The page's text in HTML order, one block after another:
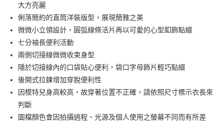
國泰世華商業銀行
臺灣中小企業銀行
台中商業銀行
匯豐（台灣）商業銀行
華泰商業銀行
聯邦商業銀行
遠東國際商業銀行
元大商業銀行
玉山商業銀行
台新國際商業銀行
中國信託商業銀行
台灣樂天信用卡公司
街口支付
AFTEE先享後付
相關說明
【關於「AFTEE先享後付」】
AFTEE先享後付是「在收到商品之後才付款」的支付方式。 讓您購物簡單
便利好安心！
１．簡單：不需註冊會員、不需綁卡、不需儲值。
２．便利：只要手機號碼，簡訊認證，即可結帳。
【「AFTEE先享後付」結帳流程】
付款後全家FamilyMart取貨
每筆NT$90，滿NT$3,600(含以上)免運費
大方亮麗
俐落簡約的直筒洋裝版型，展現簡雅之美
微微小立領設計，圓弧線條活片再以可愛的心型釦飾點綴
七分袖長便利活動
兩側切接線微微收束身型
隱於切接線內的口袋貼心便利，袋口字母飾片輕巧點綴
後開式拉鍊增加穿脫便利性
因模特兒身高較高，故穿著位置不正確，請依照尺寸標示衣長來
判斷
圖檔顏色會因拍攝過程、光源及個人使用之螢幕不同而有所差